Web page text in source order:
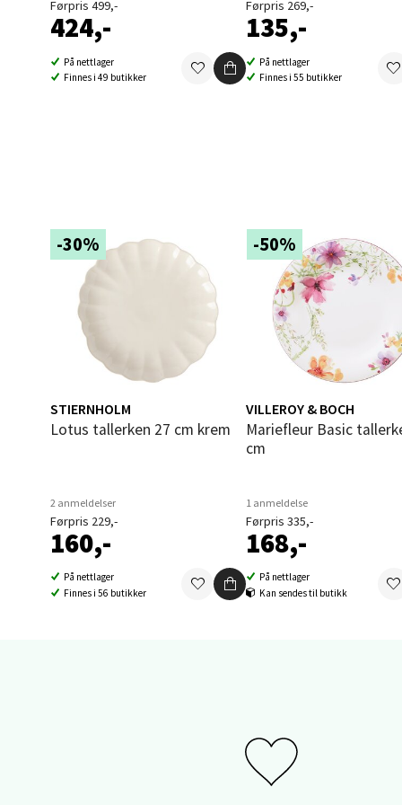
Førpris 499,-
424,-
På nettlager
Finnes i 49 butikker
Førpris 269,-
135,-
På nettlager
Finnes i 55 butikker
-30%
STIERNHOLM
Lotus tallerken 27 cm krem
2 anmeldelser
Førpris 229,-
160,-
På nettlager
Finnes i 56 butikker
-50%
VILLEROY & BOCH
Mariefleur Basic tallerken 27
cm
1 anmeldelse
Førpris 335,-
168,-
På nettlager
Kan sendes til butikk
Åpent
Åpent
0 i
Thon
0 i
Åpent
0 i